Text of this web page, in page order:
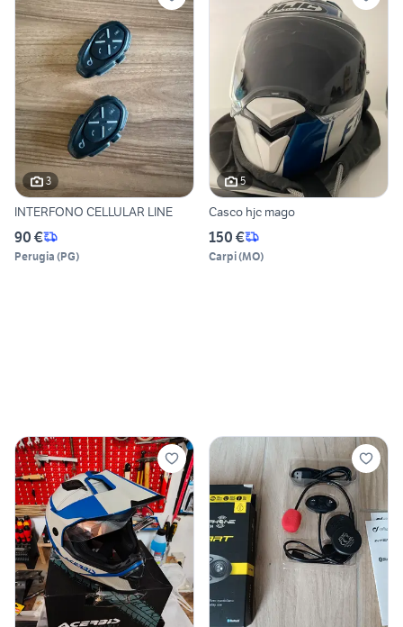
3
INTERFONO CELLULAR LINE
90 €
Perugia (PG)
5
Casco hjc mago
150 €
Carpi(MO)